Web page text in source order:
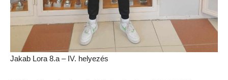
Jakab Lora 8.a – IV. helyezés